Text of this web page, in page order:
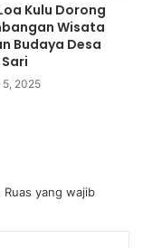
Kulu Dorong
Wisata
Budaya Desa
5, 2025
Ruas yang wajib